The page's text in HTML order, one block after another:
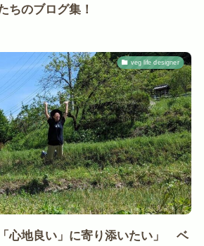
ちのブログ集！
veg life designer
「心地良い」に寄り添いたい」 ベ